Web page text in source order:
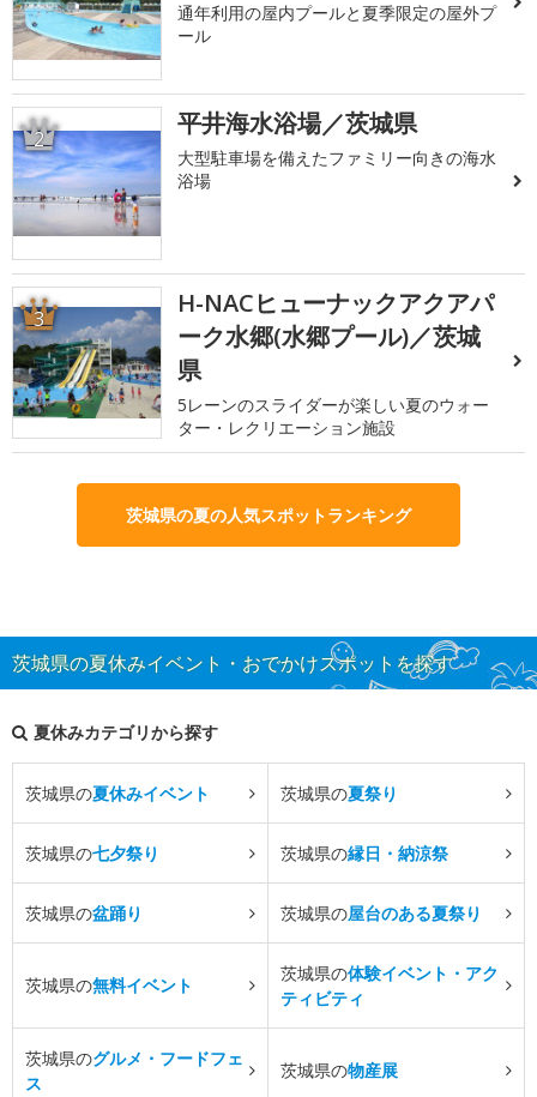
通年利用の屋内プールと夏季限定の屋外プ
ール
2 平井海水浴場／茨城県
大型駐車場を備えたファミリー向きの海水
浴場
3
H-NACヒューナックアクアパ
ーク水郷(水郷プール)／茨城
県
5レーンのスライダーが楽しい夏のウォー
ター・レクリエーション施設
茨城県の夏の人気スポットランキング
茨城県の夏休みイベント・おでかけスポットを探す
夏休みカテゴリから探す
茨城県の夏休みイベント 茨城県の夏祭り
茨城県の七夕祭り 茨城県の縁日・納涼祭
茨城県の盆踊り 茨城県の屋台のある夏祭り
茨城県の無料イベント
茨城県の体験イベント・アク
ティビティ
茨城県のグルメ・フードフェ
ス
茨城県の物産展